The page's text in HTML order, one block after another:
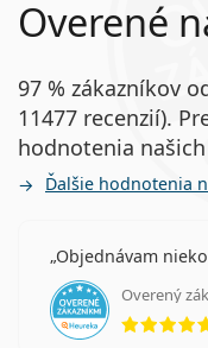
Overené
97 % zákazníkov
11477 recenzií).
hodnotenia
Ďalšie hodnotenia
Objednávam
Overený